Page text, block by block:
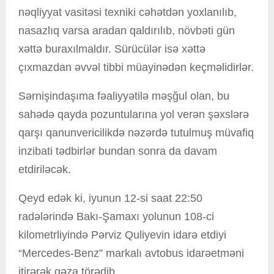
nəqliyyat vasitəsi texniki cəhətdən yoxlanılıb,
nasazlıq varsa aradan qaldırılıb, növbəti gün
xəttə buraxılmaldır. Sürücülər isə xəttə
çıxmazdan əvvəl tibbi müayinədən keçməlidirlər.
Sərnişindaşıma fəaliyyətilə məşğul olan, bu
sahədə qayda pozuntularına yol verən şəxslərə
qarşı qanunvericilikdə nəzərdə tutulmuş müvafiq
inzibati tədbirlər bundan sonra da davam
etdiriləcək.
Qeyd edək ki, iyunun 12-si saat 22:50
radələrində Bakı-Şamaxı yolunun 108-ci
kilometrliyində Pərviz Quliyevin idarə etdiyi
“Mercedes-Benz” markalı avtobus idarəetməni
itirərək qəza törədib.